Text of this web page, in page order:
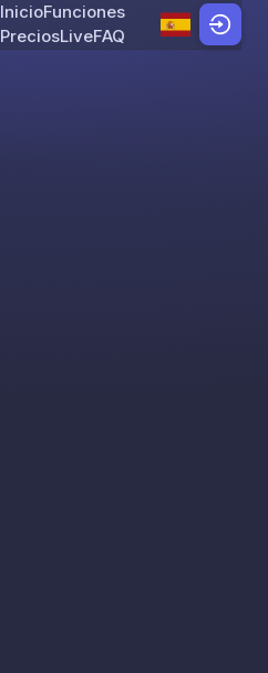
Skip to content
InicioFunciones
PreciosLiveFAQ